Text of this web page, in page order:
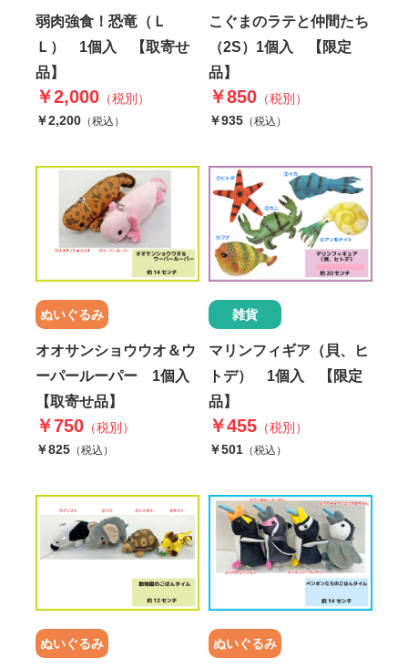
弱肉強食！恐竜（Ｌ
Ｌ） 1個入 【取寄せ
品】
￥2,000 （税別）
￥2,200 （税込）
こぐまのラテと仲間たち
（2S）1個入 【限定
品】
￥850 （税別）
￥935 （税込）
ぬいぐるみ
オオサンショウウオ＆ウ
ーパールーパー 1個入
【取寄せ品】
￥750 （税別）
￥825 （税込）
雑貨
マリンフィギア（貝、ヒ
トデ） 1個入 【限定
品】
￥455 （税別）
￥501 （税込）
ぬいぐるみ ぬいぐるみ